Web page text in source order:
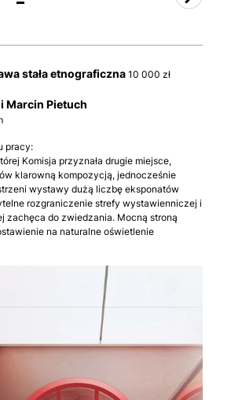
stała etnograficzna 10 000 zł
Marcin Pietuch
pracy:
Komisja przyznała drugie miejsce,
klarowną kompozycją, jednocześnie
wystawy dużą liczbę eksponatów
rozgraniczenie strefy wystawienniczej i
zachęca do zwiedzania. Mocną stroną
na naturalne oświetlenie